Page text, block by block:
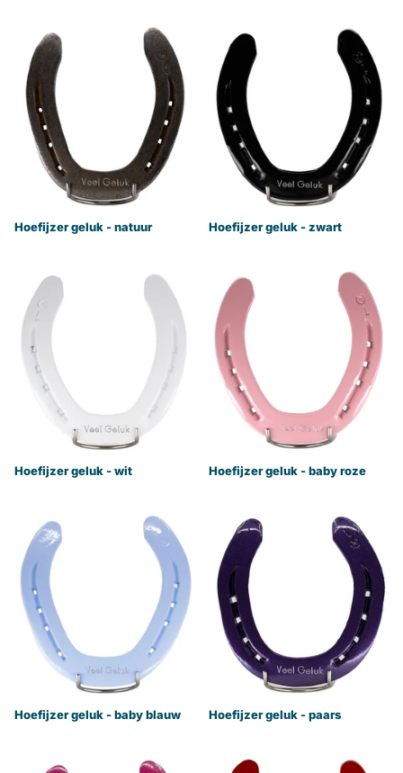
Hoefijzer geluk - natuur Hoefijzer geluk - zwart
Hoefijzer geluk - wit Hoefijzer geluk - baby roze
Hoefijzer geluk - baby blauw Hoefijzer geluk - paars